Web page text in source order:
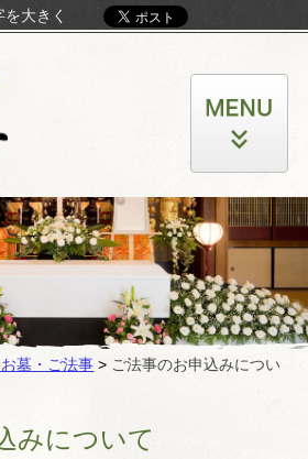
を大きく
墓・ご法事 > ご法事のお申込みについ
みについて